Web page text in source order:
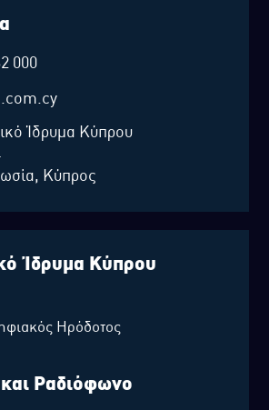
000
Ίδρυμα Κύπρου
Κύπρος
Ίδρυμα Κύπρου
Ηρόδοτος
Ραδιόφωνο